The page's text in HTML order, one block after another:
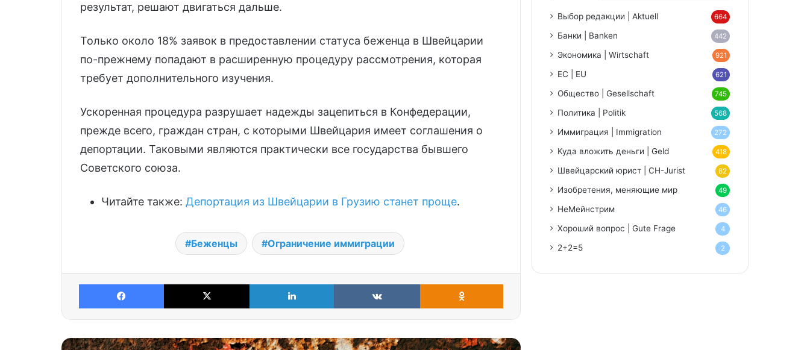
результат, решают двигаться дальше.
Только около 18% заявок в предоставлении статуса беженца в Швейцарии
по-прежнему попадают в расширенную процедуру рассмотрения, которая
требует дополнительного изучения.
Ускоренная процедура разрушает надежды зацепиться в Конфедерации,
прежде всего, граждан стран, с которыми Швейцария имеет соглашения о
депортации. Таковыми являются практически все государства бывшего
Советского союза.
Читайте также: Депортация из Швейцарии в Грузию станет проще.
Беженцы Ограничение иммиграции
Facebook X LinkedIn VKontakte Odnoklassniki
Статус S: защитники «наших
ценностей», но не для Беата Янса
Миф о «спасительных мигрантах»:
Выбор редакции | Aktuell 664
Банки | Banken 442
Экономика | Wirtschaft 921
ЕС | EU 621
Общество | Gesellschaft 745
Политика | Politik 568
Иммиграция | Immigration 272
Куда вложить деньги | Geld 418
Швейцарский юрист | CH-Jurist 82
Изобретения, меняющие мир 49
НеМейнстрим 46
Хороший вопрос | Gute Frage 4
2+2=5 2